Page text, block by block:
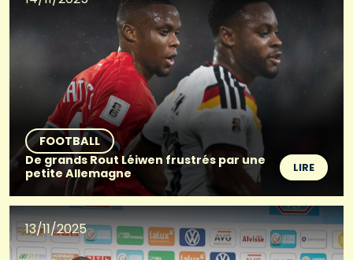
FOOTBALL
De grands Rout Léiwen frustrés par une
petite Allemagne
LIRE
13/11/2025